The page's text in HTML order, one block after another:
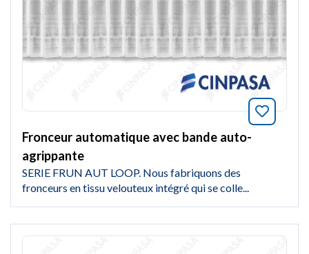
Fronceur automatique avec bande auto-
agrippante
SERIE FRUN AUT LOOP. Nous fabriquons des
fronceurs en tissu velouteux intégré qui se colle...